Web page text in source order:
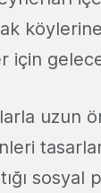
uzun
sosyal